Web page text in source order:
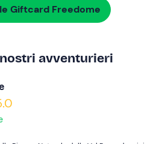
Giftcard Freedome
avventurieri